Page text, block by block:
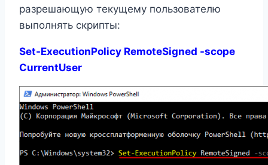
разрешающую текущему пользователю
выполнять скрипты:
Set-ExecutionPolicy RemoteSigned -scope
CurrentUser